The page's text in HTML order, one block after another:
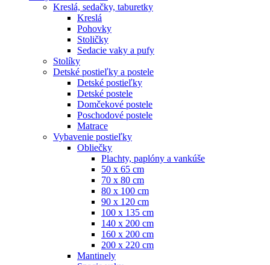
Kreslá, sedačky, taburetky
Kreslá
Pohovky
Stoličky
Sedacie vaky a pufy
Stolíky
Detské postieľky a postele
Detské postieľky
Detské postele
Domčekové postele
Poschodové postele
Matrace
Vybavenie postieľky
Obliečky
Plachty, paplóny a vankúše
50 x 65 cm
70 x 80 cm
80 x 100 cm
90 x 120 cm
100 x 135 cm
140 x 200 cm
160 x 200 cm
200 x 220 cm
Mantinely